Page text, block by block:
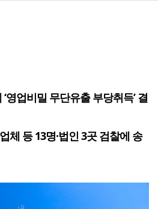
영업비밀 무단유출 부당취득’ 결
체 등 13명·법인 3곳 검찰에 송